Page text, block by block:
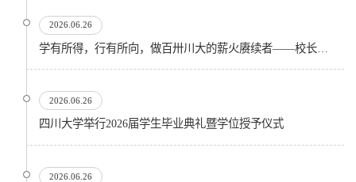
2026.06.26
2026.06.26
四川大学举行2026届学生毕业典礼暨学位授予仪式
2026.06.26